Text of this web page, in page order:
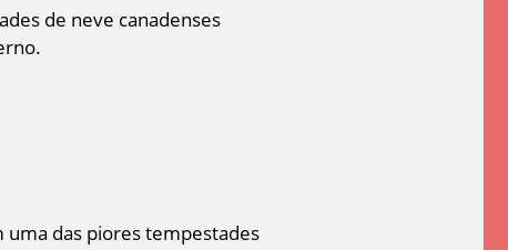
de neve canadenses
das piores tempestades